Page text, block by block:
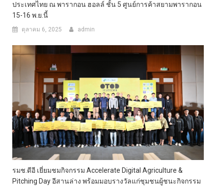
ประเทศไทย ณ พารากอน ฮอลล์ ชั้น 5 ศูนย์การค้าสยามพารากอน
15-16 พ.ย.นี้
ตุลาคม 6, 2025 admin
รมช.ดีอี เยี่ยมชมกิจกรรม Accelerate Digital Agriculture &
Pitching Day อีสานล่าง พร้อมมอบรางวัลแก่ชุมชนผู้ชนะกิจกรรม